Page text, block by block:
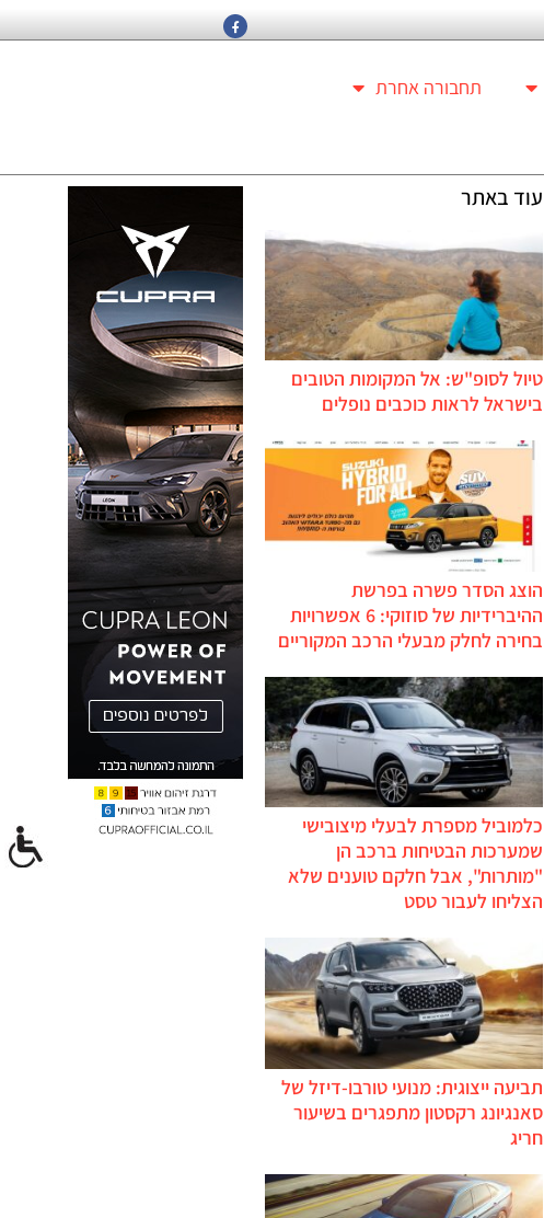
תחבורה אחרת
עוד באתר
טיול לסופ"ש: אל המקומות הטובים
בישראל לראות כוכבים נופלים
הוצג הסדר פשרה בפרשת
ההיברידיות של סוזוקי: 6 אפשרויות
בחירה לחלק מבעלי הרכב המקוריים
כלמוביל מספרת לבעלי מיצובישי
שמערכות הבטיחות ברכב הן
"מותרות", אבל חלקם טוענים שלא
הצליחו לעבור טסט
תביעה ייצוגית: מנועי טורבו-דיזל של
סאנגיונג רקסטון מתפגרים בשיעור
חריג